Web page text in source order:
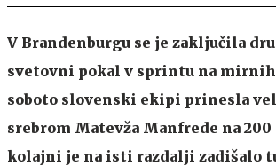
V Brandenburgu se je zaključila
svetovni pokal v sprintu na mirnih
soboto slovenski ekipi prinesla
srebrom Matevža Manfrede na 200
kolajni je na isti razdalji zadišalo